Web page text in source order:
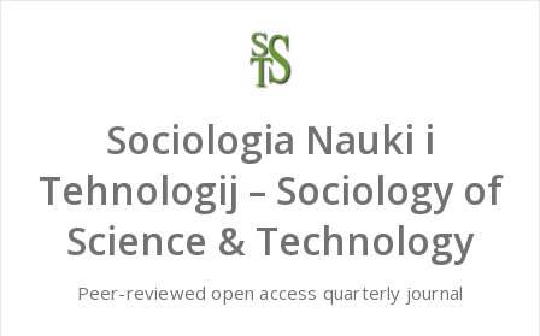
Sociologia Nauki i
Tehnologij – Sociology of
Science & Technology
Peer-reviewed open access quarterly journal